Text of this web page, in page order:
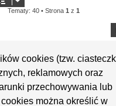
cookies (tzw.
reklamowych oraz
przechowywania lub
można określić w
Tematy: 40 • Strona 1 z 1
uprawnienia na tym forum
postów